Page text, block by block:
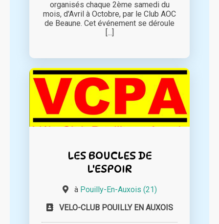
organisés chaque 2ème samedi du
mois, d'Avril à Octobre, par le Club AOC
de Beaune. Cet événement se déroule
[...]
LES BOUCLES DE
L'ESPOIR
à Pouilly-En-Auxois (21)
VELO-CLUB POUILLY EN AUXOIS